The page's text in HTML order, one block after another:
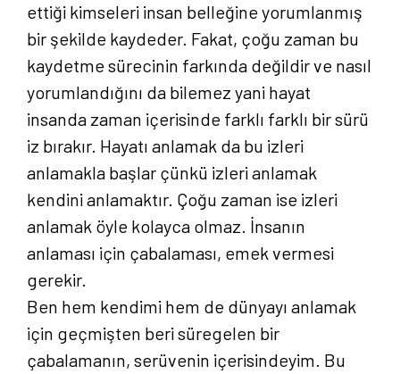
ettiği kimseleri insan belleğine yorumlanmış
bir şekilde kaydeder. Fakat, çoğu zaman bu
kaydetme sürecinin farkında değildir ve nasıl
yorumlandığını da bilemez yani hayat
insanda zaman içerisinde farklı farklı bir sürü
iz bırakır. Hayatı anlamak da bu izleri
anlamakla başlar çünkü izleri anlamak
kendini anlamaktır. Çoğu zaman ise izleri
anlamak öyle kolayca olmaz. İnsanın
anlaması için çabalaması, emek vermesi
gerekir.
Ben hem kendimi hem de dünyayı anlamak
için geçmişten beri süregelen bir
çabalamanın, serüvenin içerisindeyim. Bu